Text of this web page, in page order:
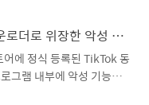
용하는 점이 특징입니다.
서 확인된 악성 패키지는
에 등록되지 않은 미공개
드로 확인되었습니다. 감
암호화폐 지갑 탈취부터
로 수행하는 정교한 공격
한 주의가 필요합니다. 공
TikTok 동영상 다운로더로 위장한 악성 크롬 확장 프로그램 주의
에 정식 등록된 TikTok 동
그램 내부에 악성 기능이
되었습니다. 해당 확장 프